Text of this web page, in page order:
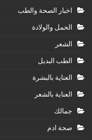
اخبار الصحة والطب
الحمل والولادة
الشعر
الطب البديل
العناية بالبشرة
العناية بالشعر
جمالك
صحة ادم